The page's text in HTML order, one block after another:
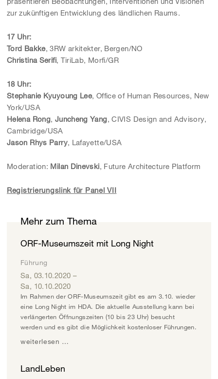
zur zukünftigen Entwicklung des ländlichen Raums.
17 Uhr:
Tord Bakke, 3RW arkitekter, Bergen/NO
Christina Serifi, TiriLab, Morfi/GR
18 Uhr:
Stephanie Kyuyoung Lee, Office of Human Resources, New
York/USA
Helena Rong Juncheng Yang , CIVIS Design and Advisory,
Cambridge/USA
Jason Rhys Parry, Lafayette/USA
Moderation: Milan Dinevski , Future Architecture Platform
Registrierungslink für Panel VII
Mehr zum Thema
ORF-Museumszeit mit Long Night
Führung
Sa, 03.10.2020 –
Sa, 10.10.2020
Im Rahmen der ORF-Museumszeit gibt es am 3.10. wieder
eine Long Night im HDA. Die aktuelle Ausstellung kann bei
verlängerten Öffnungszeiten (10 bis 23 Uhr) besucht
werden und es gibt die Möglichkeit kostenloser Führungen.
weiterlesen …
LandLeben